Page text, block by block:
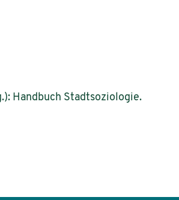
Handbuch Stadtsoziologie.